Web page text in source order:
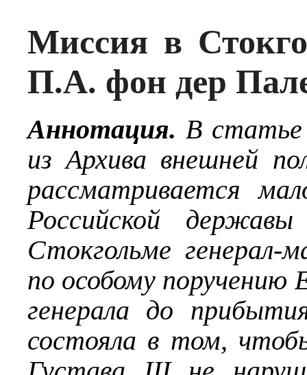
Миссия в
П.А. фон дер
Аннотация. В статье
из Архива внешней
рассматривается
Российской
Стокгольме
по особому поручению
генерала до
состояла в том,